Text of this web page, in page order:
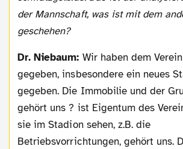
der Mannschaft, was ist mit dem
geschehen?
Dr. Niebaum: Wir haben dem
gegeben, insbesondere ein neues
gegeben. Die Immobilie und der
gehört uns ? ist Eigentum des
sie im Stadion sehen, z.B. die
Betriebsvorrichtungen, gehört uns.